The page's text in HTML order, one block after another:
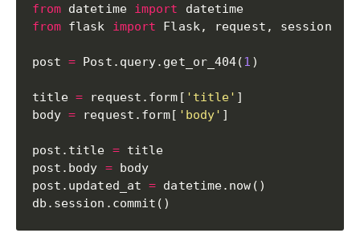
from datetime import
from flask import Flask, request , session
post = Post . query. get_or_404(1 )
title = request . form [ 'title' ]
body = request . form [ 'body' ]
post . title = title
post . body = body
post . updated_at = datetime. now ( )
db . session . commit ( )